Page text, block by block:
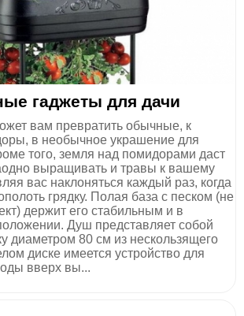
гаджеты для дачи
вам превратить обычные, к
в необычное украшение для
того, земля над помидорами даст
выращивать и травы к вашему
вас наклоняться каждый раз, когда
грядку. Полая база с песком (не
держит его стабильным и в
Душ представляет собой
диаметром 80 см из нескользящего
диске имеется устройство для
вверх вы...